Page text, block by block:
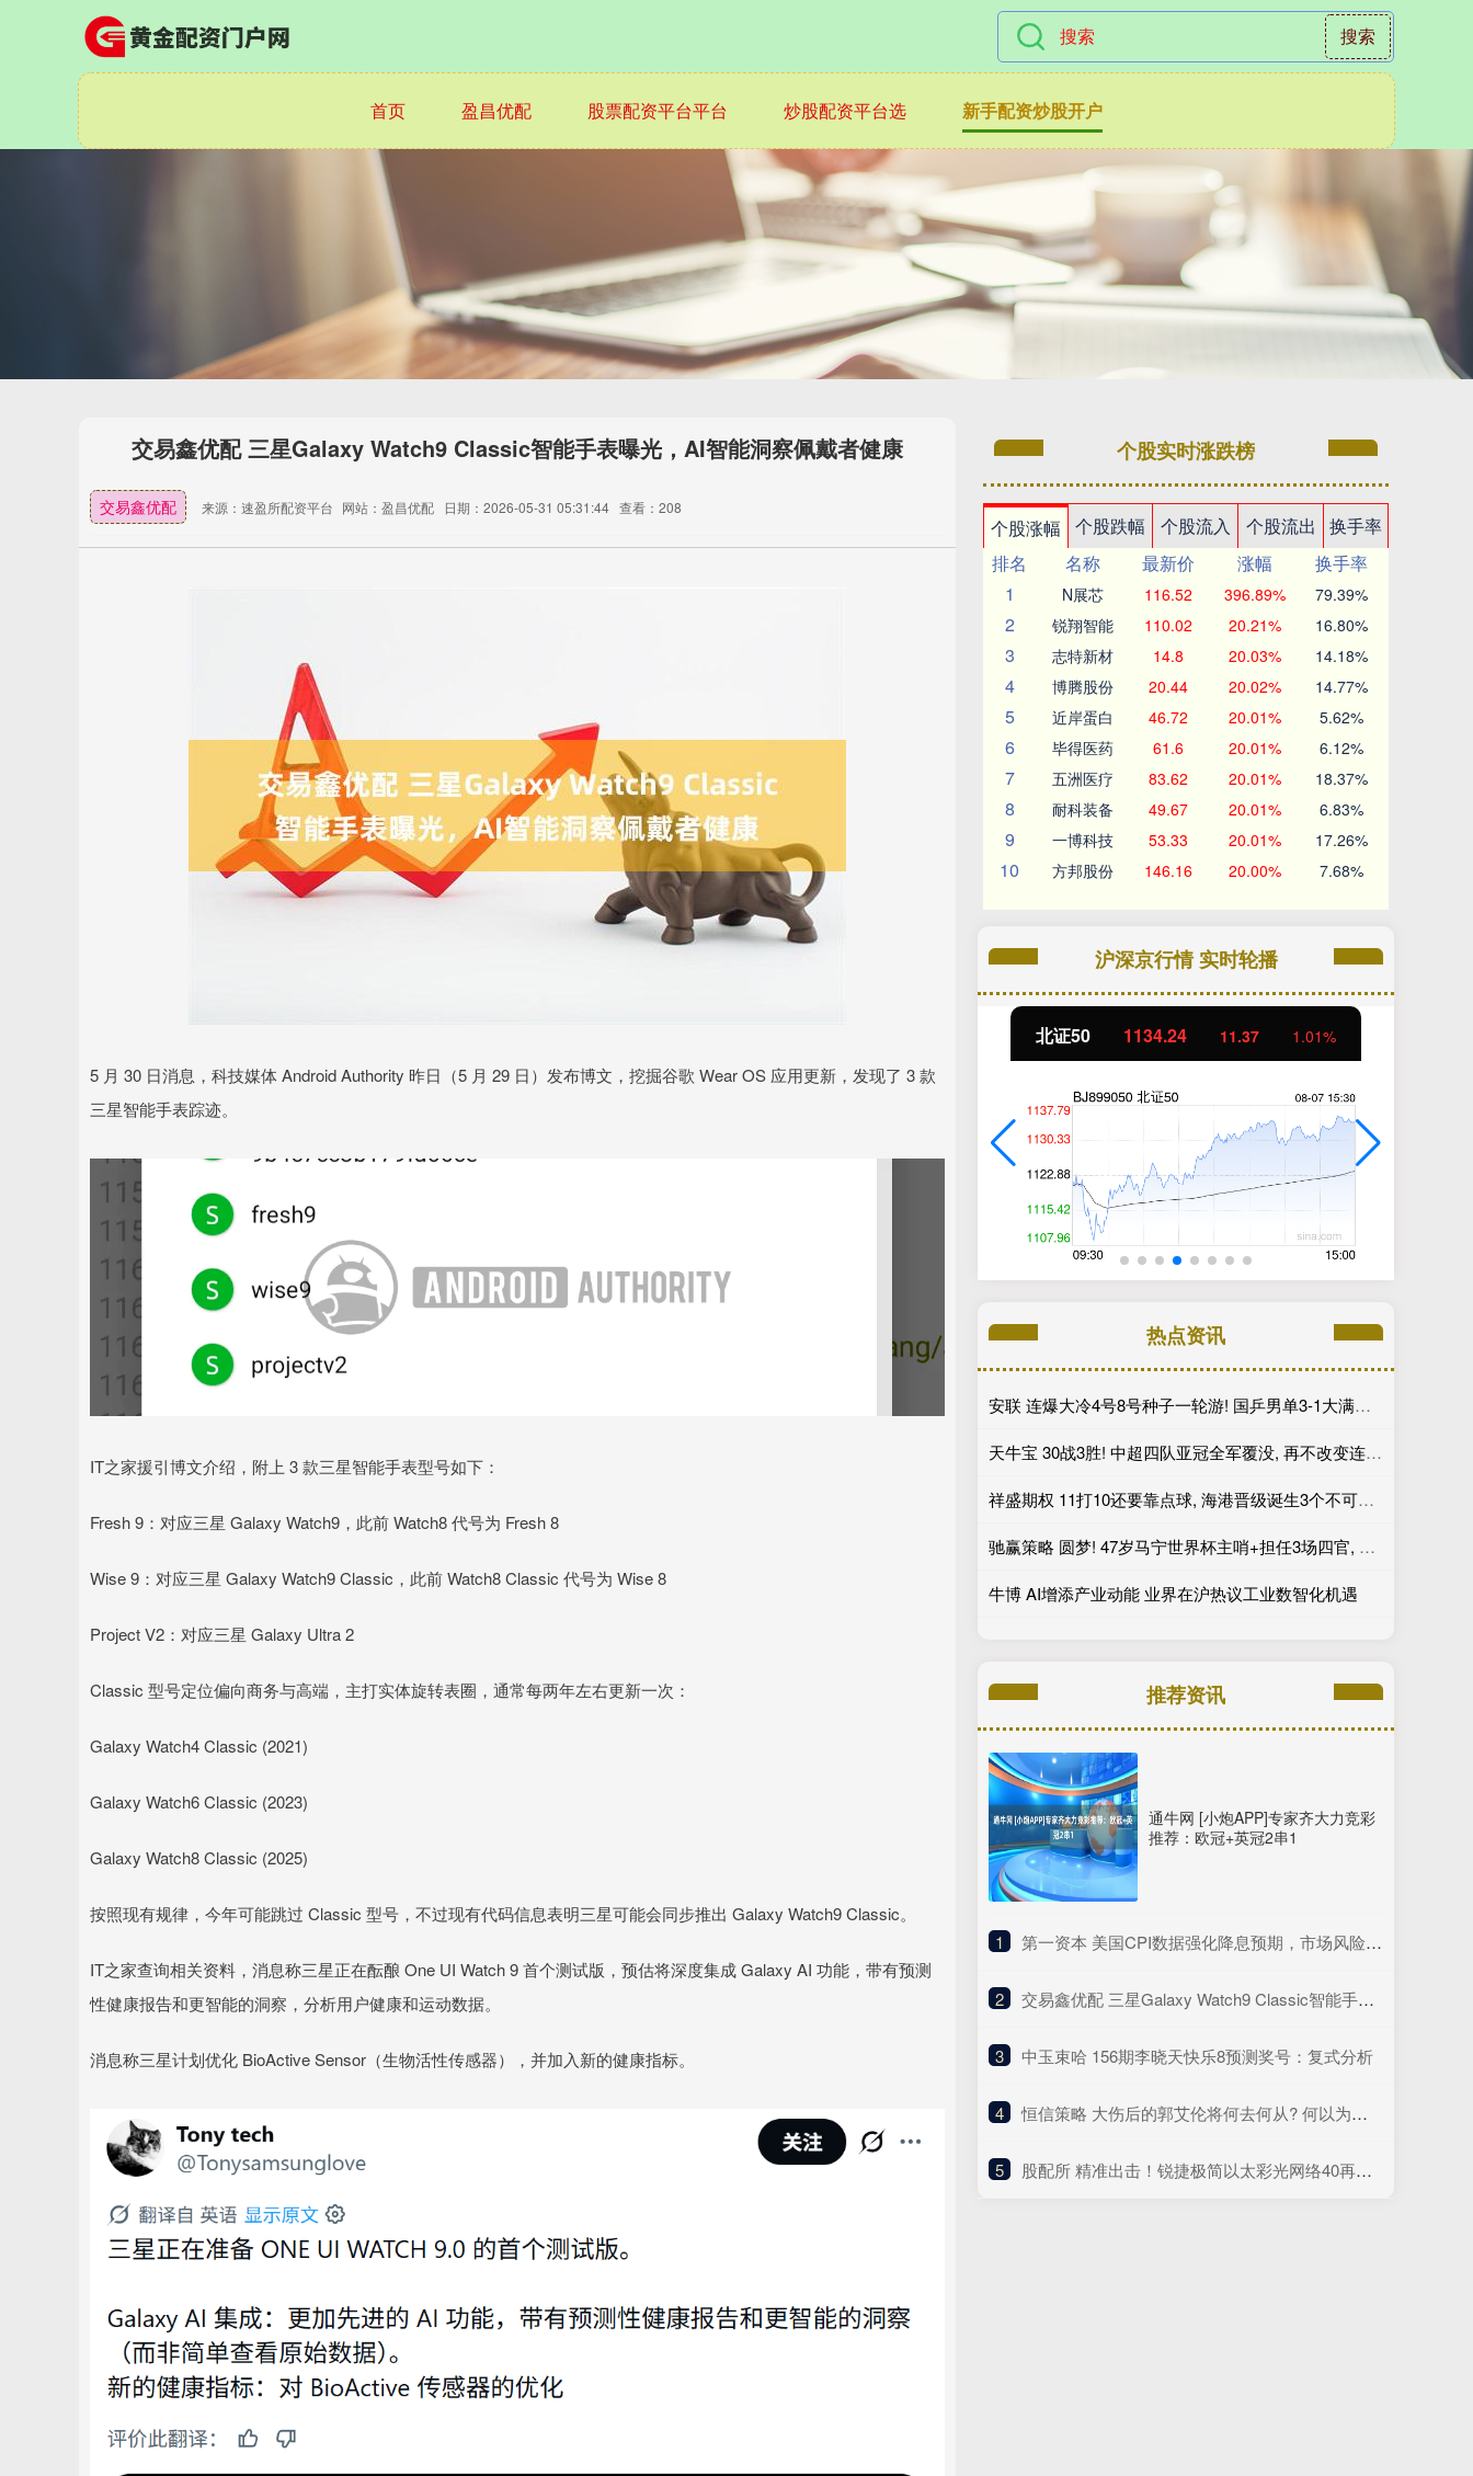
搜索
首页 盈昌优配 股票配资平台平台 炒股配资平台选 新手配资炒股开户
交易鑫优配 三星Galaxy Watch9 Classic智能手表曝光，AI智能洞察佩戴者健康
交易鑫优配 来源：速盈所配资平台 网站：盈昌优配 日期：2026-05-31 05:31:44 查看：208
5 月 30 日消息，科技媒体 Android Authority 昨日（5 月 29 日）发布博文，挖掘谷歌 Wear OS 应用更新，发现了 3 款
三星智能手表踪迹。
IT之家援引博文介绍，附上 3 款三星智能手表型号如下：
Fresh 9：对应三星 Galaxy Watch9，此前 Watch8 代号为 Fresh 8
Wise 9：对应三星 Galaxy Watch9 Classic，此前 Watch8 Classic 代号为 Wise 8
Project V2：对应三星 Galaxy Ultra 2
Classic 型号定位偏向商务与高端，主打实体旋转表圈，通常每两年左右更新一次：
Galaxy Watch4 Classic (2021)
Galaxy Watch6 Classic (2023)
Galaxy Watch8 Classic (2025)
按照现有规律，今年可能跳过 Classic 型号，不过现有代码信息表明三星可能会同步推出 Galaxy Watch9 Classic。
IT之家查询相关资料，消息称三星正在酝酿 One UI Watch 9 首个测试版，预估将深度集成 Galaxy AI 功能，带有预测
性健康报告和更智能的洞察，分析用户健康和运动数据。
消息称三星计划优化 BioActive Sensor（生物活性传感器），并加入新的健康指标。
个股实时涨跌榜
个股涨幅 个股跌幅 个股流入 个股流出
换手率
排名
名称 最新价 涨幅
换手率
1
N展芯 116.52 396.89% 79.39%
2 锐翔智能 110.02 20.21% 16.80%
3 志特新材 14.8 20.03% 14.18%
4 博腾股份 20.44 20.02% 14.77%
5 近岸蛋白 46.72 20.01% 5.62%
6 毕得医药 61.6 20.01% 6.12%
7 五洲医疗 83.62 20.01% 18.37%
8 耐科装备 49.67 20.01% 6.83%
9 一博科技 53.33 20.01% 17.26%
10 方邦股份 146.16 20.00% 7.68%
沪深京行情 实时轮播
北证50 1134.24 11.37 1.01%
热点资讯
安联 连爆大冷4号8号种子一轮游! 国乒男单3-1大满贯亚军, 终于首胜了
天牛宝 30战3胜! 中超四队亚冠全军覆没, 再不改变连底裤都要输没了
祥盛期权 11打10还要靠点球, 海港晋级诞生3个不可思议, 陈威立下大功
驰赢策略 圆梦! 47岁马宁世界杯主哨+担任3场四官, 为控制体脂率不吃红肉!
牛博 AI增添产业动能 业界在沪热议工业数智化机遇
推荐资讯
通牛网 [小炮APP]专家齐大力竞彩
推荐：欧冠+英冠2串1
1 ​第一资本 美国CPI数据强化降息预期，市场风险偏好回暖抑制避险需求，黄金价格窄幅震荡等待突破
2 ​交易鑫优配 三星Galaxy Watch9 Classic智能手表曝光，AI智能洞察佩戴者健康
3 ​中玉束哈 156期李晓天快乐8预测奖号：复式分析
4 ​恒信策略 大伤后的郭艾伦将何去何从? 何以为家郭艾伦的三种不同人生
5 ​股配所 精准出击！锐捷极简以太彩光网络40再添新翼，“超融合”方案创新而来